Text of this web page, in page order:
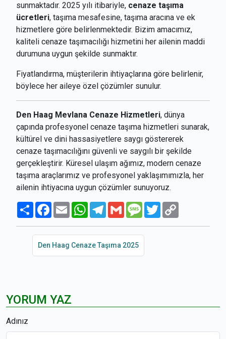
sunmaktadır. 2025 yılı itibariyle, cenaze taşıma
ücretleri, taşıma mesafesine, taşıma aracına ve ek
hizmetlere göre belirlenmektedir. Bizim amacımız,
kaliteli cenaze taşımacılığı hizmetini her ailenin maddi
durumuna uygun şekilde sunmaktır.
Fiyatlandırma, müşterilerin ihtiyaçlarına göre belirlenir,
böylece her aileye özel çözümler sunulur.
Den Haag Mevlana Cenaze Hizmetleri, dünya
çapında profesyonel cenaze taşıma hizmetleri sunarak,
kültürel ve dini hassasiyetlere saygı göstererek
cenaze taşımacılığını güvenli ve saygılı bir şekilde
gerçekleştirir. Küresel ulaşım ağımız, modern cenaze
taşıma araçlarımız ve profesyonel yaklaşımımızla, her
ailenin ihtiyacına uygun çözümler sunuyoruz.
PaylaşFacebook
Email WhatsAppTelegram
Gmail Message
Twitter
Den Haag Cenaze Taşıma 2025
YORUM YAZ
Adınız